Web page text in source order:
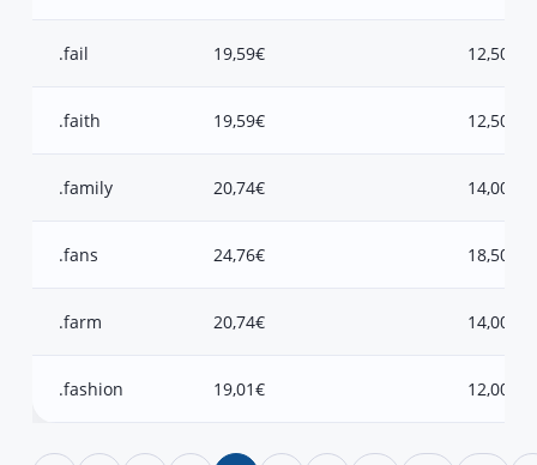
.fail 19,59€ 12,50€
.faith 19,59€ 12,50€
.family 20,74€ 14,00€
.fans 24,76€ 18,50€
.farm 20,74€ 14,00€
.fashion 19,01€ 12,00€